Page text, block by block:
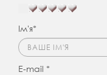
Ім'я*
E-mail *